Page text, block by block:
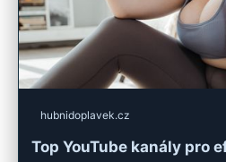
hubnidoplavek.cz
Top YouTube kanály pro